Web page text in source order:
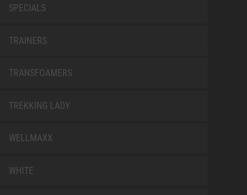
SPECIALS
TRAINERS
TRANSFOAMERS
TREKKING LADY
WELLMAXX
WHITE